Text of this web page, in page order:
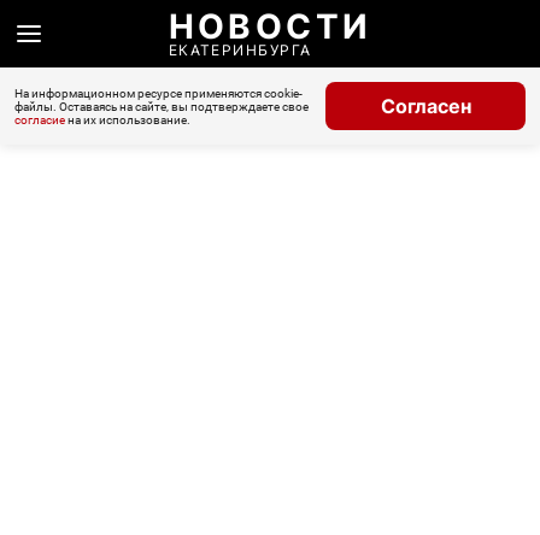
НОВОСТИ
ЕКАТЕРИНБУРГА
На информационном ресурсе применяются cookie-
файлы. Оставаясь на сайте, вы подтверждаете свое
согласиена их использование.
Согласен